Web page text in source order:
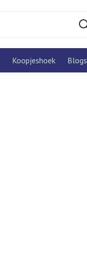
Koopjeshoek Blogs